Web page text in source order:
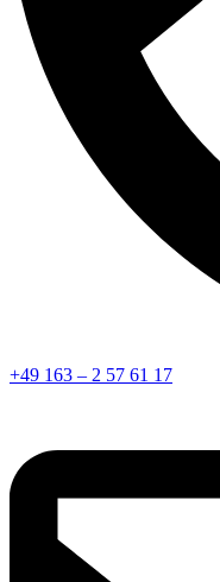
+49 163 – 2 57 61 17